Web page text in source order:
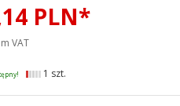
14 PLN*
VAT
1 szt.